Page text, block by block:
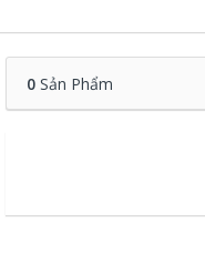
0 Sản Phẩm